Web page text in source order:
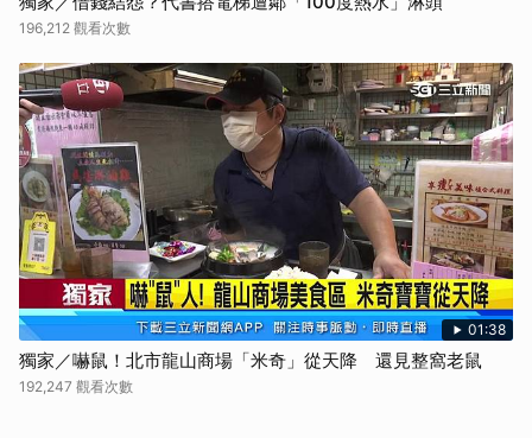
196,212 觀看次數
01:38
獨家／嚇鼠！北市龍山商場「米奇」從天降 還見整窩老鼠
192,247 觀看次數